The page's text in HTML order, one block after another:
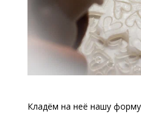
Кладём на неё нашу